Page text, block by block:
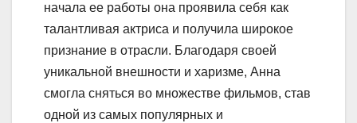
начала ее работы она проявила себя как
талантливая актриса и получила широкое
признание в отрасли. Благодаря своей
уникальной внешности и харизме, Анна
смогла сняться во множестве фильмов, став
одной из самых популярных и